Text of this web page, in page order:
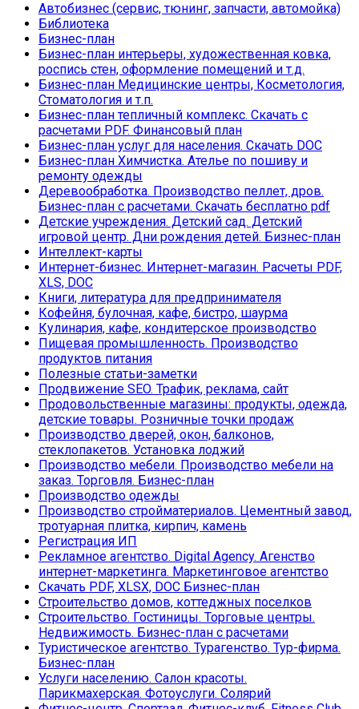
Автобизнес (сервис, тюнинг, запчасти, автомойка)
Библиотека
Бизнес-план
Бизнес-план интерьеры, художественная ковка,
роспись стен, оформление помещений и т.д.
Бизнес-план Медицинские центры, Косметология,
Стоматология и т.п.
Бизнес-план тепличный комплекс. Скачать с
расчетами PDF. Финансовый план
Бизнес-план услуг для населения. Скачать DOC
Бизнес-план Химчистка. Ателье по пошиву и
ремонту одежды
Деревообработка. Производство пеллет, дров.
Бизнес-план с расчетами. Скачать бесплатно pdf
Детские учреждения. Детский сад. Детский
игровой центр. Дни рождения детей. Бизнес-план
Интеллект-карты
Интернет-бизнес. Интернет-магазин. Расчеты PDF,
XLS, DOC
Книги, литература для предпринимателя
Кофейня, булочная, кафе, бистро, шаурма
Кулинария, кафе, кондитерское производство
Пищевая промышленность. Производство
продуктов питания
Полезные статьи-заметки
Продвижение SEO. Трафик, реклама, сайт
Продовольственные магазины: продукты, одежда,
детские товары. Розничные точки продаж
Производство дверей, окон, балконов,
стеклопакетов. Установка лоджий
Производство мебели. Производство мебели на
заказ. Торговля. Бизнес-план
Производство одежды
Производство стройматериалов. Цементный завод,
тротуарная плитка, кирпич, камень
Регистрация ИП
Рекламное агентство. Digital Agency. Агенство
интернет-маркетинга. Маркетинговое агентство
Скачать PDF, XLSX, DOC Бизнес-план
Строительство домов, коттеджных поселков
Строительство. Гостиницы. Торговые центры.
Недвижимость. Бизнес-план с расчетами
Туристическое агентство. Турагенство. Тур-фирма.
Бизнес-план
Услуги населению. Салон красоты.
Парикмахерская. Фотоуслуги. Солярий